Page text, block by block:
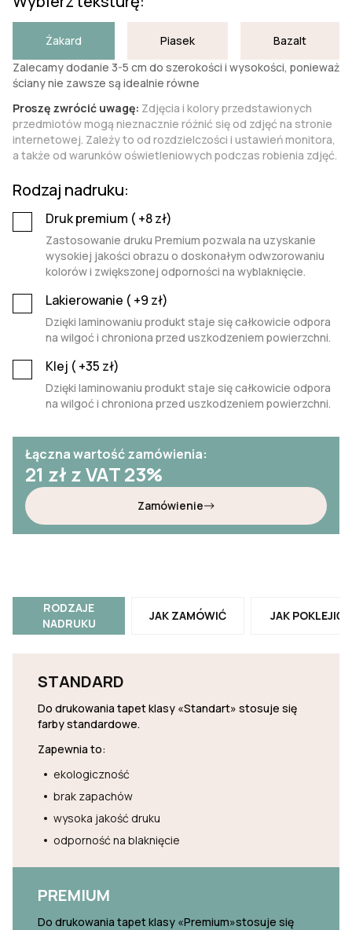
Żakard Piasek
Bazalt
Zalecamy dodanie 3-5 cm do szerokości i wysokości, ponieważ
ściany nie zawsze są idealnie równe
Proszę zwrócić uwagę: Zdjęcia i kolory przedstawionych
przedmiotów mogą nieznacznie różnić się od zdjęć na stronie
internetowej. Zależy to od rozdzielczości i ustawień monitora,
a także od warunków oświetleniowych podczas robienia zdjęć.
Rodzaj nadruku:
Druk premium ( +8zł)
Zastosowanie druku Premium pozwala na uzyskanie
wysokiej jakości obrazu o doskonałym odwzorowaniu
kolorów i zwiększonej odporności na wyblaknięcie.
Lakierowanie ( +9 zł)
Dzięki laminowaniu produkt staje się całkowicie odpora
na wilgoć i chroniona przed uszkodzeniem powierzchni.
Klej ( +35 zł)
Dzięki laminowaniu produkt staje się całkowicie odpora
na wilgoć i chroniona przed uszkodzeniem powierzchni.
Łączna wartość zamówienia:
21 zł z VAT 23%
Zamówienie
RODZAJE
NADRUKU
JAK ZAMÓWIĆ JAK POKLEJIĆ
STANDARD
Do drukowania tapet klasy «Standart» stosuje się
farby standardowe.
Zapewnia to:
ekologiczność
brak zapachów
wysoka jakość druku
odporność na blaknięcie
PREMIUM
Do drukowania tapet klasy «Premium»stosuje się